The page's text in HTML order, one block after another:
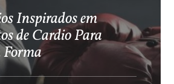
Inspirados em
de Cardio Para
Forma